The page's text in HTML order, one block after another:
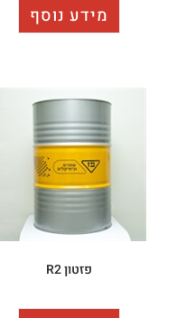
מידע נוסף
פזטון R2